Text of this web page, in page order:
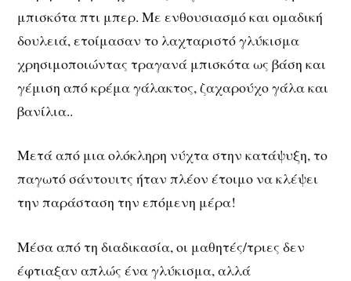
μπισκότα πτι μπερ. Με ενθουσιασμό και ομαδική
δουλειά, ετοίμασαν το λαχταριστό γλύκισμα
χρησιμοποιώντας τραγανά μπισκότα ως βάση και
γέμιση από κρέμα γάλακτος, ζαχαρούχο γάλα και
βανίλια..
Μετά από μια ολόκληρη νύχτα στην κατάψυξη, το
παγωτό σάντουιτς ήταν πλέον έτοιμο να κλέψει
την παράσταση την επόμενη μέρα!
Μέσα από τη διαδικασία, οι μαθητές/τριες δεν
έφτιαξαν απλώς ένα γλύκισμα, αλλά